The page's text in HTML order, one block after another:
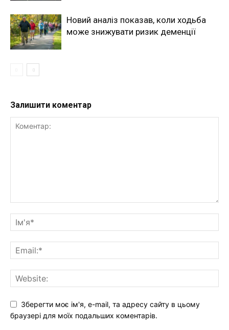
Новий аналіз показав, коли ходьба
може знижувати ризик деменції
Залишити коментар
Зберегти моє ім'я, e-mail, та адресу сайту в цьому
браузері для моїх подальших коментарів.